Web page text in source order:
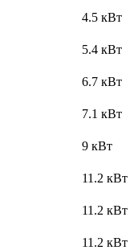
4.5 кВт
5.4 кВт
6.7 кВт
7.1 кВт
9 кВт
11.2 кВт
11.2 кВт
11.2 кВт